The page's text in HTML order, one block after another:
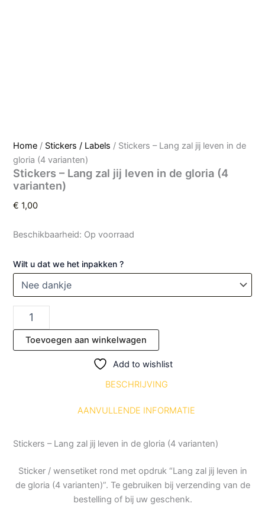
Home / Stickers / Labels / Stickers – Lang zal jij leven in de
gloria (4 varianten)
Stickers – Lang zal jij leven in de gloria (4
varianten)
€ 1,00
Beschikbaarheid: Op voorraad
Wilt u dat we het inpakken ?
Toevoegen aan winkelwagen
Add to wishlist
BESCHRIJVING
AANVULLENDE INFORMATIE
Stickers – Lang zal jij leven in de gloria (4 varianten)
Sticker / wensetiket rond met opdruk “Lang zal jij leven in
de gloria (4 varianten)”. Te gebruiken bij verzending van de
bestelling of bij uw geschenk.